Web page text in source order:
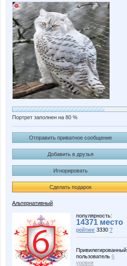
Портрет заполнен на 80 %
Отправить приватное сообщение
Добавить в друзья
Игнорировать
Сделать подарок
Альтернативный
популярность:
14371 место
рейтинг 3330 ?
Привилегированный
пользователь 6
уровня